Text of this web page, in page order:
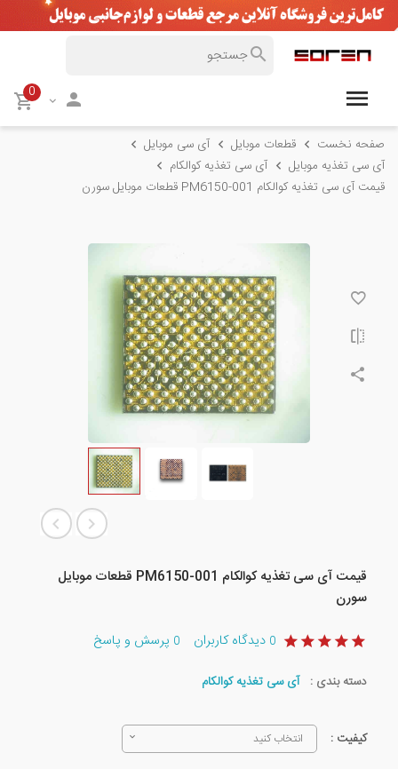
0
صفحه نخست قطعات موبایل
آی سی موبایل
آی سی تغذیه موبایل
آی سی تغذیه کوالکام
قیمت آی سی تغذیه کوالکام PM6150-001 قطعات موبایل سورن
قیمت آی سی تغذیه کوالکام PM6150-001 قطعات موبایل
سورن
0 دیدگاه کاربران 0 پرسش و پاسخ
دسته بندی : آی سی تغذیه کوالکام
کیفیت : انتخاب کنید